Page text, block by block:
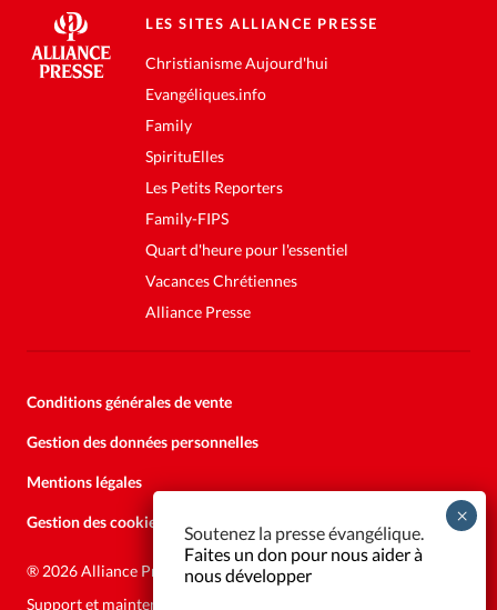
LES SITES ALLIANCE PRESSE
Christianisme Aujourd'hui
Evangéliques.info
Family
SpirituElles
Les Petits Reporters
Family-FIPS
Quart d'heure pour l'essentiel
Vacances Chrétiennes
Alliance Presse
Conditions générales de vente
Gestion des données personnelles
Mentions légales
Gestion des cookies
® 2026 Alliance Presse
Support et maintenance:
Soutenez la presse évangélique.
Faites un don pour nous aider à
nous développer